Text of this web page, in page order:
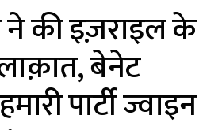
ने की इज़राइल के
बेनेट
पार्टी ज्वाइन